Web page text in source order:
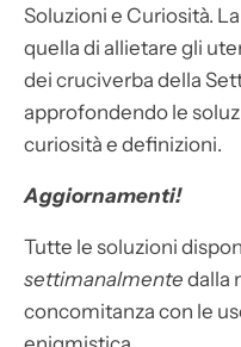
Soluzioni e Curiosità.
quella di allietare gli
dei cruciverba della
approfondendo le
curiosità e definizioni.
Aggiornamenti!
Tutte le soluzioni
settimanalmente dalla
concomitanza con le